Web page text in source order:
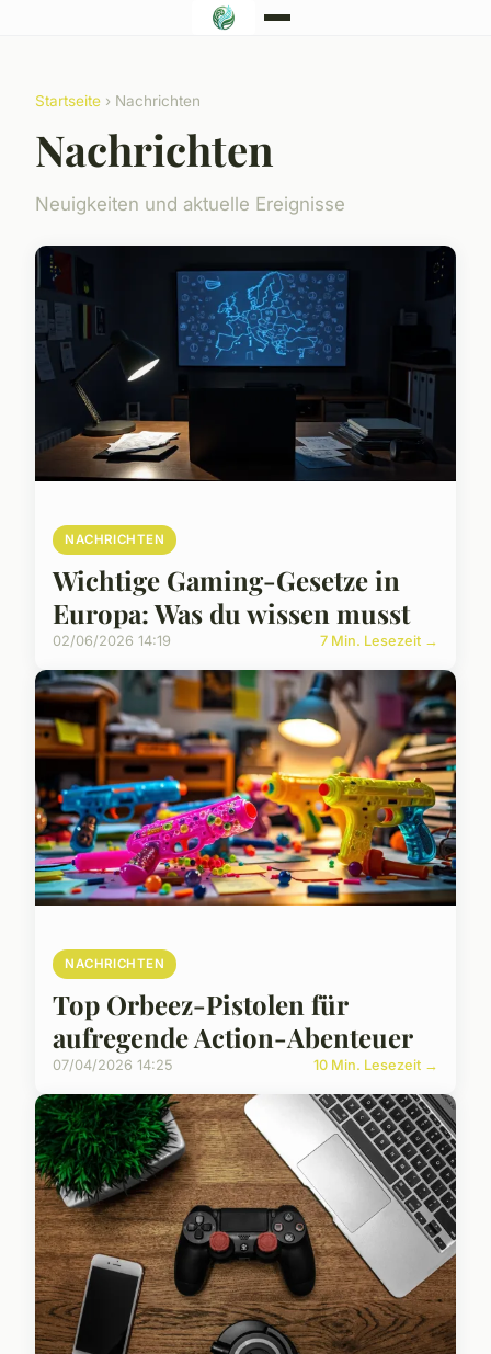
Startseite › Nachrichten
Nachrichten
Neuigkeiten und aktuelle Ereignisse
NACHRICHTEN
Wichtige Gaming-Gesetze in
Europa: Was du wissen musst
02/06/2026 14:19 7 Min. Lesezeit →
NACHRICHTEN
Top Orbeez-Pistolen für
aufregende Action-Abenteuer
07/04/2026 14:25 10 Min. Lesezeit →